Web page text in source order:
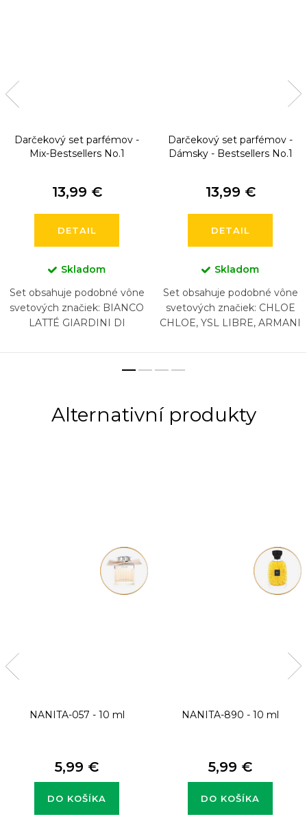
Darčekový set parfémov -
Mix-Bestsellers No.1
13,99 €
DETAIL
Skladom
Set obsahuje podobné vône
svetových značiek: BIANCO
LATTÉ GIARDINI DI
PISTACHIO GELATO...
Darčekový set parfémov -
Dámsky - Bestsellers No.1
13,99 €
DETAIL
Skladom
Set obsahuje podobné vône
svetových značiek: CHLOE
CHLOE, YSL LIBRE, ARMANI
NANITA-057 - 10 ml
5,99 €
DO KOŠÍKA
NANITA-890 - 10 ml
5,99 €
DO KOŠÍKA